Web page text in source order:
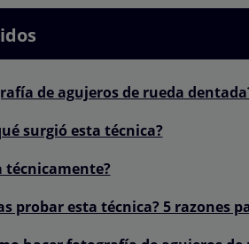
de agujeros de rueda
surgió esta técnica?
técnicamente?
probar esta técnica? 5 razones